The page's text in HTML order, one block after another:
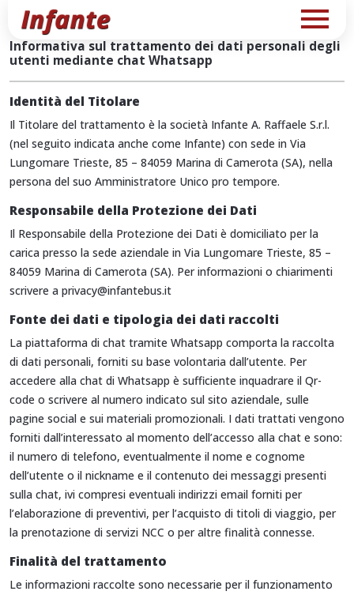
Informativa sul trattamento dei dati personali degli
utenti mediante chat Whatsapp
Identità del Titolare
Il Titolare del trattamento è la società Infante A. Raffaele S.r.l.
(nel seguito indicata anche come Infante) con sede in Via
Lungomare Trieste, 85 – 84059 Marina di Camerota (SA), nella
persona del suo Amministratore Unico pro tempore.
Responsabile della Protezione dei Dati
Il Responsabile della Protezione dei Dati è domiciliato per la
carica presso la sede aziendale in Via Lungomare Trieste, 85 –
84059 Marina di Camerota (SA). Per informazioni o chiarimenti
scrivere a privacy@infantebus.it
Fonte dei dati e tipologia dei dati raccolti
La piattaforma di chat tramite Whatsapp comporta la raccolta
di dati personali, forniti su base volontaria dall’utente. Per
accedere alla chat di Whatsapp è sufficiente inquadrare il Qr-
code o scrivere al numero indicato sul sito aziendale, sulle
pagine social e sui materiali promozionali. I dati trattati vengono
forniti dall’interessato al momento dell’accesso alla chat e sono:
il numero di telefono, eventualmente il nome e cognome
dell’utente o il nickname e il contenuto dei messaggi presenti
sulla chat, ivi compresi eventuali indirizzi email forniti per
l’elaborazione di preventivi, per l’acquisto di titoli di viaggio, per
la prenotazione di servizi NCC o per altre finalità connesse.
Finalità del trattamento
Le informazioni raccolte sono necessarie per il funzionamento